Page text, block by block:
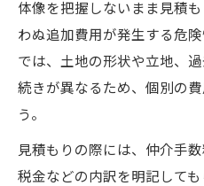
体像を把握しないまま見積
わぬ追加費用が発生する危
では、土地の形状や立地、
続きが異なるため、個別の
う。
見積もりの際には、仲介手
税金などの内訳を明記して